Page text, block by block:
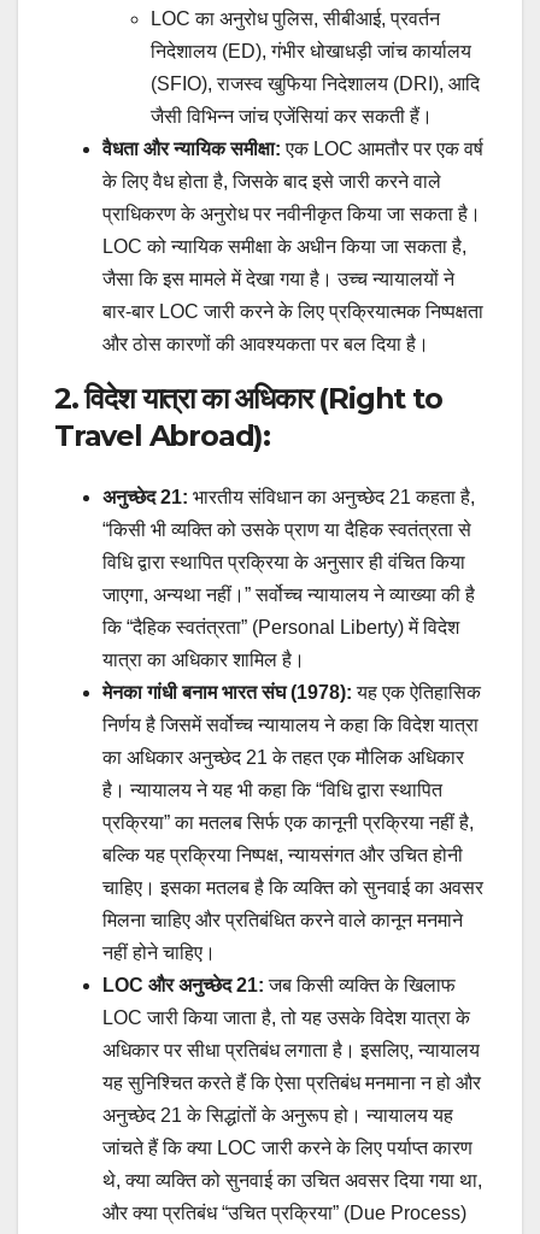
LOC का अनुरोध पुलिस, सीबीआई, प्रवर्तन
निदेशालय (ED), गंभीर धोखाधड़ी जांच कार्यालय
(SFIO), राजस्व खुफिया निदेशालय (DRI), आदि
जैसी विभिन्न जांच एजेंसियां कर सकती हैं।
वैधता और न्यायिक समीक्षा: एक LOC आमतौर पर एक वर्ष
के लिए वैध होता है, जिसके बाद इसे जारी करने वाले
प्राधिकरण के अनुरोध पर नवीनीकृत किया जा सकता है।
LOC को न्यायिक समीक्षा के अधीन किया जा सकता है,
जैसा कि इस मामले में देखा गया है। उच्च न्यायालयों ने
बार-बार LOC जारी करने के लिए प्रक्रियात्मक निष्पक्षता
और ठोस कारणों की आवश्यकता पर बल दिया है।
2. विदेश यात्रा का अधिकार (Right to
Travel Abroad):
अनुच्छेद 21: भारतीय संविधान का अनुच्छेद 21 कहता है,
“किसी भी व्यक्ति को उसके प्राण या दैहिक स्वतंत्रता से
विधि द्वारा स्थापित प्रक्रिया के अनुसार ही वंचित किया
जाएगा, अन्यथा नहीं।” सर्वोच्च न्यायालय ने व्याख्या की है
कि “दैहिक स्वतंत्रता” (Personal Liberty) में विदेश
यात्रा का अधिकार शामिल है।
मेनका गांधी बनाम भारत संघ (1978): यह एक ऐतिहासिक
निर्णय है जिसमें सर्वोच्च न्यायालय ने कहा कि विदेश यात्रा
का अधिकार अनुच्छेद 21 के तहत एक मौलिक अधिकार
है। न्यायालय ने यह भी कहा कि “विधि द्वारा स्थापित
प्रक्रिया” का मतलब सिर्फ एक कानूनी प्रक्रिया नहीं है,
बल्कि यह प्रक्रिया निष्पक्ष, न्यायसंगत और उचित होनी
चाहिए। इसका मतलब है कि व्यक्ति को सुनवाई का अवसर
मिलना चाहिए और प्रतिबंधित करने वाले कानून मनमाने
नहीं होने चाहिए।
LOC और अनुच्छेद 21: जब किसी व्यक्ति के खिलाफ
LOC जारी किया जाता है, तो यह उसके विदेश यात्रा के
अधिकार पर सीधा प्रतिबंध लगाता है। इसलिए, न्यायालय
यह सुनिश्चित करते हैं कि ऐसा प्रतिबंध मनमाना न हो और
अनुच्छेद 21 के सिद्धांतों के अनुरूप हो। न्यायालय यह
जांचते हैं कि क्या LOC जारी करने के लिए पर्याप्त कारण
थे, क्या व्यक्ति को सुनवाई का उचित अवसर दिया गया था,
और क्या प्रतिबंध “उचित प्रक्रिया” (Due Process)